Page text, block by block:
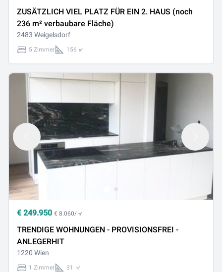
ZUSÄTZLICH VIEL PLATZ FÜR EIN 2. HAUS (noch
236 m² verbaubare Fläche)
2483 Weigelsdorf
5 Zimmer 156 ㎡
€ 249.950 € 8.060/㎡
TRENDIGE WOHNUNGEN - PROVISIONSFREI -
ANLEGERHIT
1220 Wien
1 Zimmer 31 ㎡